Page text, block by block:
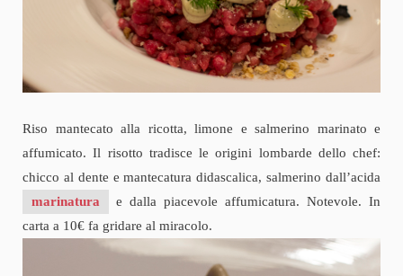
Riso mantecato alla ricotta, limone e salmerino marinato e
affumicato. Il risotto tradisce le origini lombarde dello chef:
chicco al dente e mantecatura didascalica, salmerino dall’acida
marinatura
e dalla piacevole affumicatura. Notevole. In
carta a 10€ fa gridare al miracolo.